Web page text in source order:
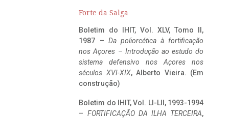
Forte da Salga
Boletim do IHIT, Vol. XLV, Tomo II,
1987 – Da poliorcética à fortificação
nos Açores – Introdução ao estudo do
sistema defensivo nos Açores nos
séculos XVI-XIX, Alberto Vieira. (Em
construção)
Boletim do IHIT, Vol. LI-LII, 1993-1994
– FORTIFICAÇÃO DA ILHA TERCEIRA,